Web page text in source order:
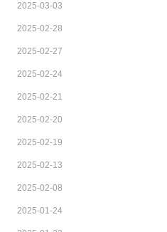
2025-03-03
2025-02-28
2025-02-27
2025-02-24
2025-02-21
2025-02-20
2025-02-19
2025-02-13
2025-02-08
2025-01-24